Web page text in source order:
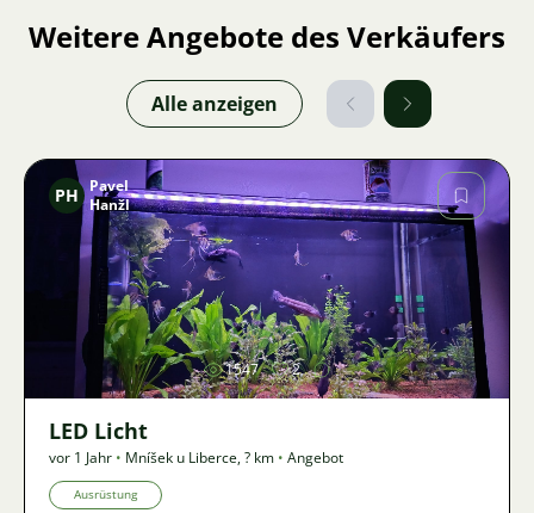
Weitere Angebote des Verkäufers
Alle anzeigen
Bild
PH Pavel
Hanžl
1547 2
LED Licht
vor 1 Jahr • Mníšek u Liberce,? km • Angebot
Ausrüstung